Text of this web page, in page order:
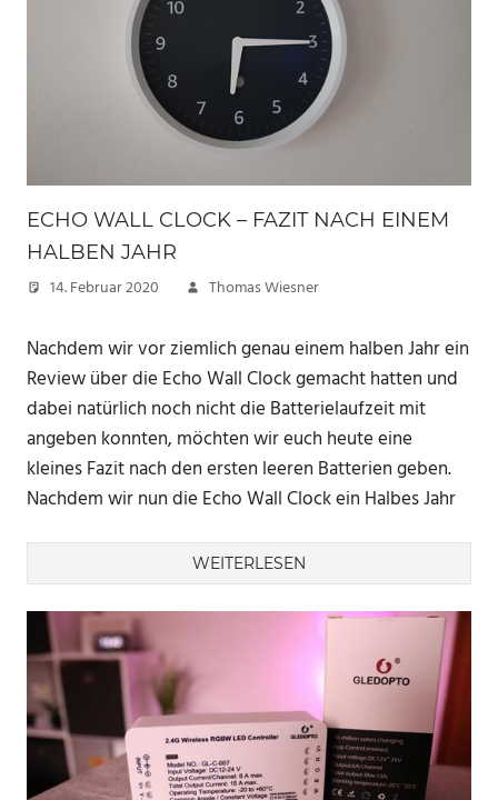
ECHO WALL CLOCK – FAZIT NACH EINEM
HALBEN JAHR
14. Februar 2020 Thomas Wiesner
Nachdem wir vor ziemlich genau einem halben Jahr ein
Review über die Echo Wall Clock gemacht hatten und
dabei natürlich noch nicht die Batterielaufzeit mit
angeben konnten, möchten wir euch heute eine
kleines Fazit nach den ersten leeren Batterien geben.
Nachdem wir nun die Echo Wall Clock ein Halbes Jahr
WEITERLESEN